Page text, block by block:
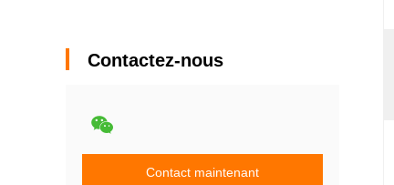
Contactez-nous
Contact maintenant